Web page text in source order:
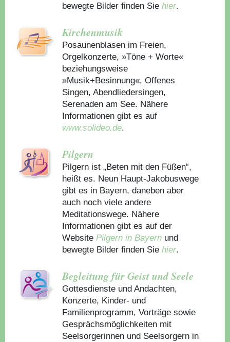
bewegte Bilder finden Sie hier.
Kirchenmusik
Posaunenblasen im Freien,
Orgelkonzerte, »Töne + Worte«
beziehungsweise
»Musik+Besinnung«, Offenes
Singen, Abendliedersingen,
Serenaden am See. Nähere
Informationen gibt es auf
www.solideo.de.
Pilgern
Pilgern ist „Beten mit den Füßen“,
heißt es. Neun Haupt-Jakobuswege
gibt es in Bayern, daneben aber
auch noch viele andere
Meditationswege. Nähere
Informationen gibt es auf der
WebsitePilgern in Bayern und
bewegte Bilder finden Sie hier.
Begleitung für Geist und Seele
Gottesdienste und Andachten,
Konzerte, Kinder- und
Familienprogramm, Vorträge sowie
Gesprächsmöglichkeiten mit
Seelsorgerinnen und Seelsorgern in